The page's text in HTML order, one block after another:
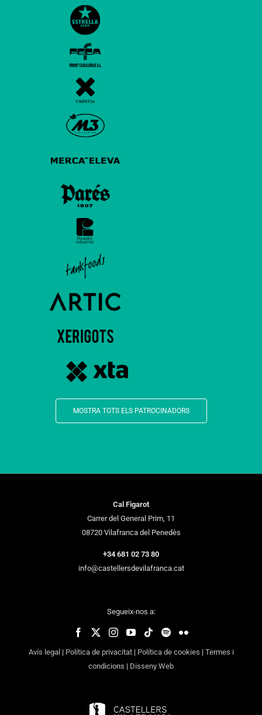
MOSTRA TOTS ELS PATROCINADORS
Cal Figarot
Carrer del General Prim, 11
08720 Vilafranca del Penedès
+34 681 02 73 80
info@castellersdevilafranca.cat
Segueix-nos a:
Avís legal | Política de privacitat| Política de cookies | Termes i
condicions | Disseny Web